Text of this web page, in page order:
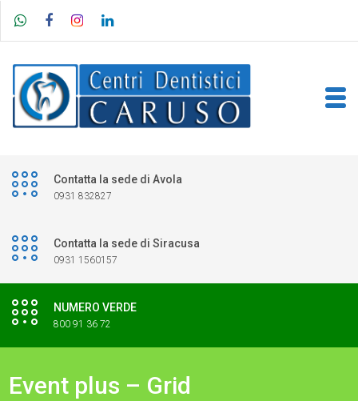
Contatta la sede di Avola
0931 832827
Contatta la sede di Siracusa
0931 1560157
NUMERO VERDE
800 91 36 72
Event plus – Grid